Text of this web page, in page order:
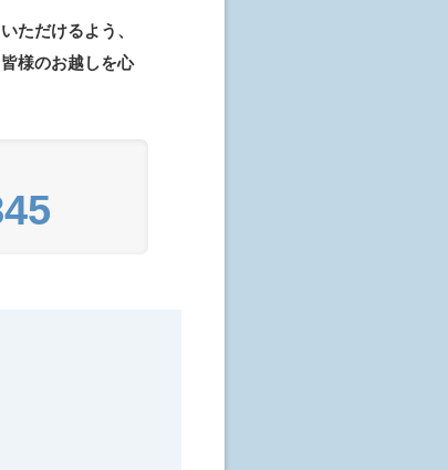
ただけるよう、
様のお越しを心